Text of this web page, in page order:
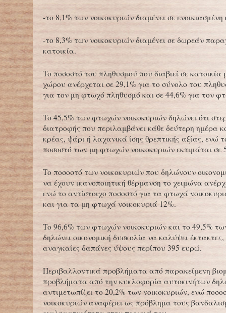
-το 8,1% των νοικοκυριών διαμένει σε ενοικιασμένη
-το 8,3% των νοικοκυριών διαμένει σε δωρεάν
κατοικία.
Το ποσοστό του πληθυσμού που διαβιεί σε κατοικία
χώρου ανέρχεται σε 29,1% για το σύνολο του
για τον μη φτωχό πληθυσμό και σε 44,6% για τον
Το 45,5% των φτωχών νοικοκυριών δηλώνει ότι
διατροφής που περιλαμβάνει κάθε δεύτερη ημέρα
κρέας, ψάρι ή λαχανικά ίσης θρεπτικής αξίας, ενώ
ποσοστό των μη φτωχών νοικοκυριών εκτιμάται σε
Το ποσοστό των νοικοκυριών που δηλώνουν
να έχουν ικανοποιητική θέρμανση το χειμώνα
ενώ το αντίστοιχο ποσοστό για τα φτωχά
και για τα μη φτωχά νοικοκυριά 12%.
Το 96,6% των φτωχών νοικοκυριών και το 49,5%
δηλώνει οικονομική δυσκολία να καλύψει
αναγκαίες δαπάνες ύψους περίπου 395 ευρώ.
Περιβαλλοντικά προβλήματα από παρακείμενη
προβλήματα από την κυκλοφορία αυτοκινήτων
αντιμετωπίζει το 20,2% των νοικοκυριών, ενώ
νοικοκυριών αναφέρει ως πρόβλημα τους